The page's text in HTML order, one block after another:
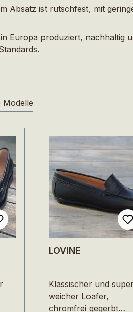
Absatz ist rutschfest, mit
Europa produziert,
Modelle
LOVINE
Klassischer und
weicher Loafer,
chromfrei gegerbt